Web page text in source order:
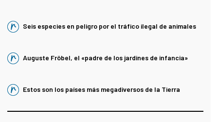
Seis especies en peligro por el tráfico ilegal de animales
Auguste Fröbel, el «padre de los jardines de infancia»
Estos son los países más megadiversos de la Tierra